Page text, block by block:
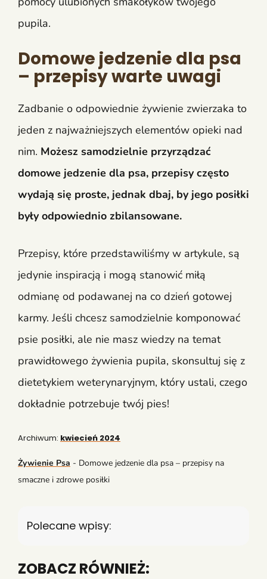
pupila.
Domowe jedzenie dla psa
– przepisy warte uwagi
Zadbanie o odpowiednie żywienie zwierzaka to
jeden z najważniejszych elementów opieki nad
nim. Możesz samodzielnie przyrządzać
domowe jedzenie dla psa, przepisy często
wydają się proste, jednak dbaj, by jego posiłki
były odpowiednio zbilansowane.
Przepisy, które przedstawiliśmy w artykule, są
jedynie inspiracją i mogą stanowić miłą
odmianę od podawanej na co dzień gotowej
karmy. Jeśli chcesz samodzielnie komponować
psie posiłki, ale nie masz wiedzy na temat
prawidłowego żywienia pupila, skonsultuj się z
dietetykiem weterynaryjnym, który ustali, czego
dokładnie potrzebuje twój pies!
Archiwum: kwiecień 2024
Żywienie Psa - Domowe jedzenie dla psa – przepisy na
smaczne i zdrowe posiłki
Polecane wpisy:
ZOBACZ RÓWNIEŻ: